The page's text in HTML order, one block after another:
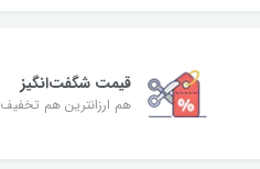
قیمت شگفت‌انگیز
هم ارزانترین هم تخفیف